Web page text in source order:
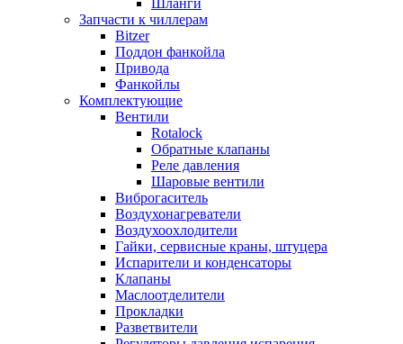
Шланги
Запчасти к чиллерам
Bitzer
Поддон фанкойла
Привода
Фанкойлы
Комплектующие
Вентили
Rotalock
Обратные клапаны
Реле давления
Шаровые вентили
Виброгаситель
Воздухонагреватели
Воздухоохлодители
Гайки, сервисные краны, штуцера
Испарители и конденсаторы
Клапаны
Маслоотделители
Прокладки
Разветвители